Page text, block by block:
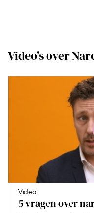
Video's over
Video
5 vragen over